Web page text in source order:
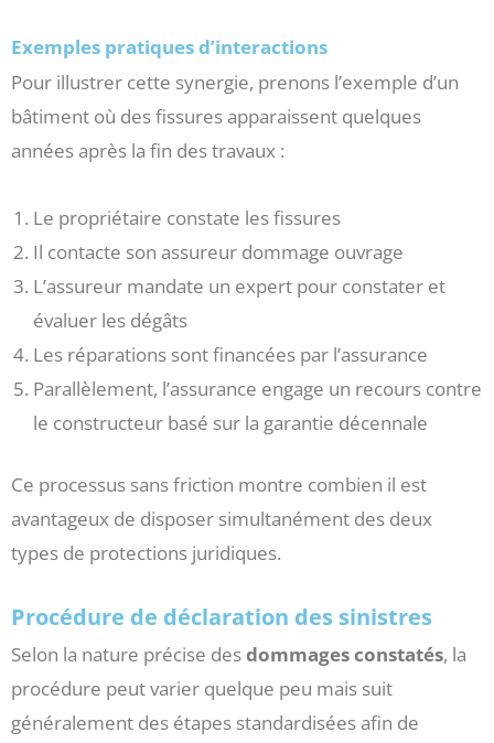
Exemples pratiques d’interactions
Pour illustrer cette synergie, prenons l’exemple d’un
bâtiment où des fissures apparaissent quelques
années après la fin des travaux :
Le propriétaire constate les fissures
Il contacte son assureur dommage ouvrage
L’assureur mandate un expert pour constater et
évaluer les dégâts
Les réparations sont financées par l’assurance
Parallèlement, l’assurance engage un recours contre
le constructeur basé sur la garantie décennale
Ce processus sans friction montre combien il est
avantageux de disposer simultanément des deux
types de protections juridiques.
Procédure de déclaration des sinistres
Selon la nature précise desdommages constatés, la
procédure peut varier quelque peu mais suit
généralement des étapes standardisées afin de